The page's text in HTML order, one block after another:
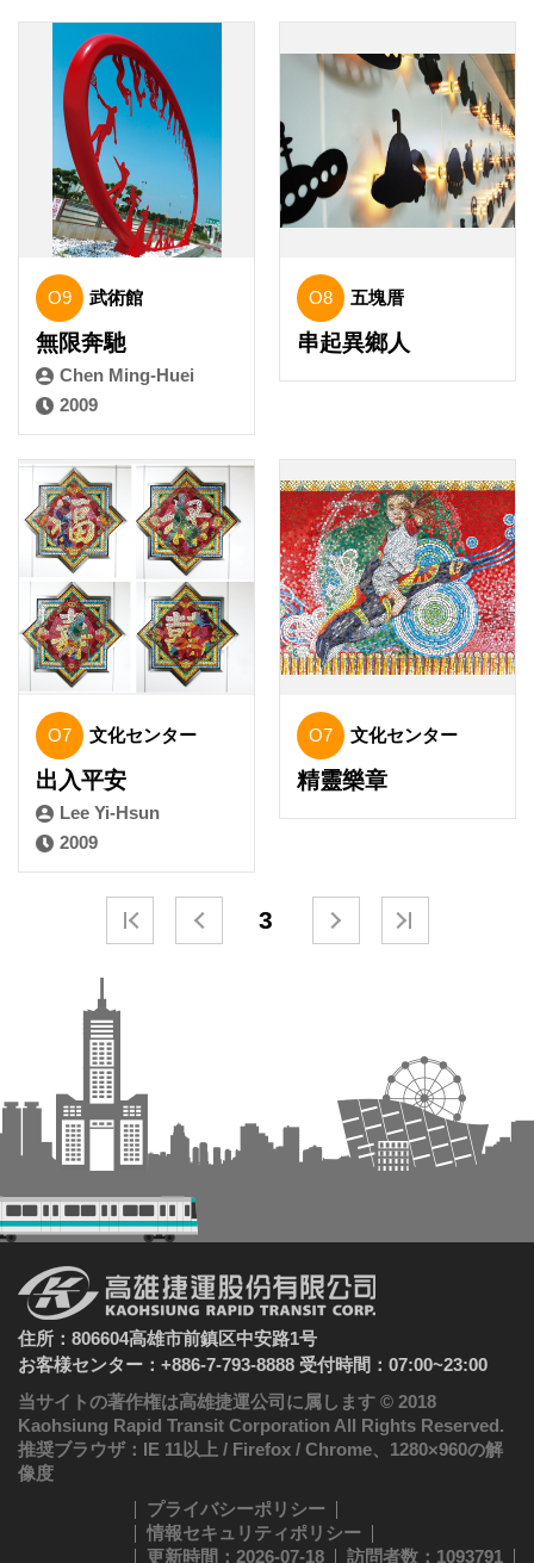
O9 武術館
無限奔馳
Chen Ming-Huei
2009
O8 五塊厝
串起異鄉人
O7 文化センター
出入平安
Lee Yi-Hsun
2009
O7 文化センター
精靈樂章
3
住所：806604高雄市前鎮区中安路1号
お客様センター：+886-7-793-8888 受付時間：07:00~23:00
当サイトの著作権は高雄捷運公司に属します © 2018
Kaohsiung Rapid Transit Corporation All Rights Reserved.
推奨ブラウザ：IE 11以上 / Firefox / Chrome、1280×960の解
像度
プライバシーポリシー
情報セキュリティポリシー
更新時間：2026-07-18
訪問者数：1093791